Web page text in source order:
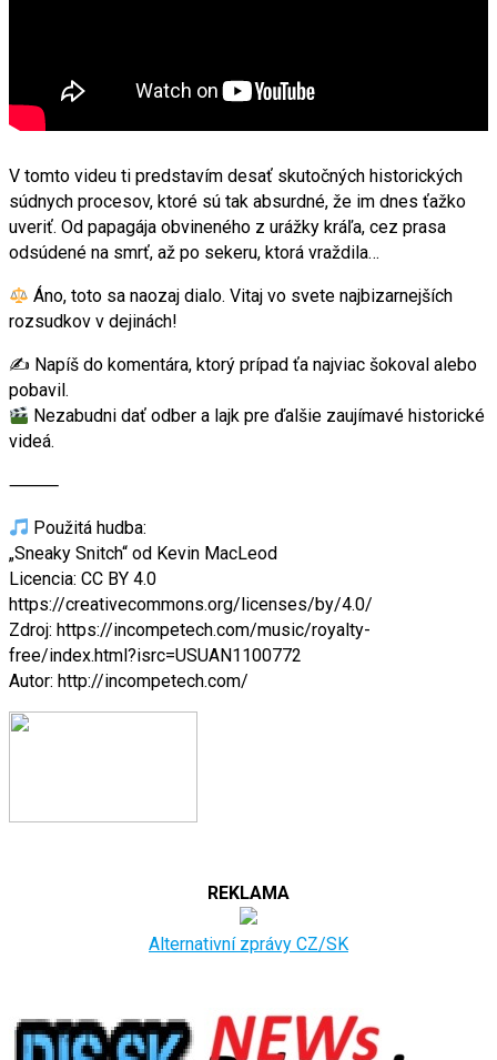
V tomto videu ti predstavím desať skutočných historických
súdnych procesov, ktoré sú tak absurdné, že im dnes ťažko
uveriť. Od papagája obvineného z urážky kráľa, cez prasa
odsúdené na smrť, až po sekeru, ktorá vraždila…
Áno, toto sa naozaj dialo. Vitaj vo svete najbizarnejších
rozsudkov v dejinách!
✍️ Napíš do komentára, ktorý prípad ťa najviac šokoval alebo
pobavil.
Nezabudni dať odber a lajk pre ďalšie zaujímavé historické
videá.
⸻
Použitá hudba:
„Sneaky Snitch“ od Kevin MacLeod
Licencia: CC BY 4.0
https://creativecommons.org/licenses/by/4.0/
Zdroj: https://incompetech.com/music/royalty-
free/index.html?isrc=USUAN1100772
Autor: http://incompetech.com/
REKLAMA
Alternativní zprávy CZ/SK